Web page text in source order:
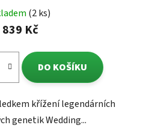
(2 ks)
839 Kč
DO KOŠÍKU
křížení legendárních
genetik Wedding...